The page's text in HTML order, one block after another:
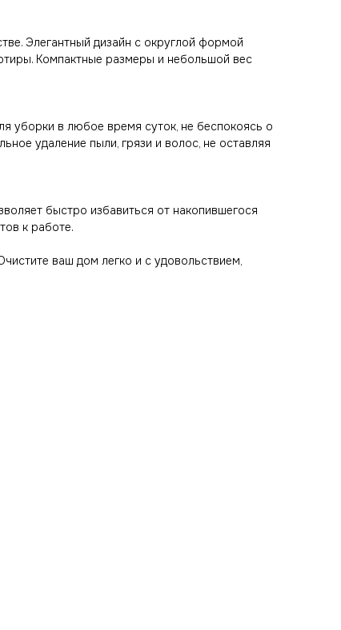
Элегантный дизайн с округлой формой
Компактные размеры и небольшой вес
уборки в любое время суток, не беспокоясь о
удаление пыли, грязи и волос, не оставляя
быстро избавиться от накопившегося
к работе.
ваш дом легко и с удовольствием,